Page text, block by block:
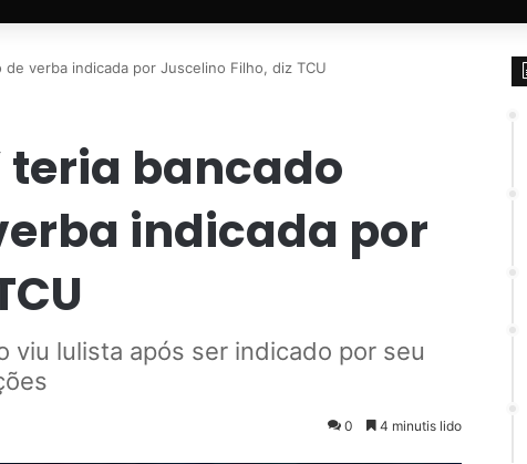
verba indicada por Juscelino Filho, diz TCU
bancado
indicada por
viu lulista após ser indicado por seu
0 4 minutis lido